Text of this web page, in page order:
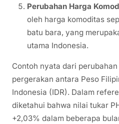
Perubahan Harga
oleh harga komoditas
batu bara, yang
utama Indonesia.
Contoh nyata dari
pergerakan antara Peso
Indonesia (IDR). Dalam
diketahui bahwa nilai tukar
+2,03% dalam beberapa